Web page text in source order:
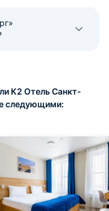
К2 Отель Санкт-
следующими: